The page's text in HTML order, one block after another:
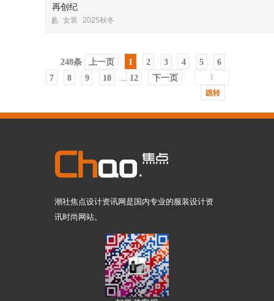
再创纪
女装 2025秋冬
248条 上一页 1 2 3 4 5
6
7
8 9 10 .. 12 下一页
跳转
潮社焦点设计资讯网是国内专业的服装设计资
讯时尚网站。